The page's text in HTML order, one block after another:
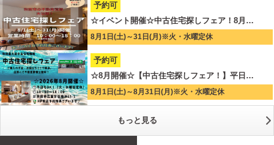
予約可
☆イベント開催☆中古住宅探しフェア！8月…
8月1日(土)～31日(月)※火・水曜定休
予約可
☆8月開催☆【中古住宅探しフェア！】平日…
8月1日(土)～8月31日(月)※火・水曜定休
もっと見る